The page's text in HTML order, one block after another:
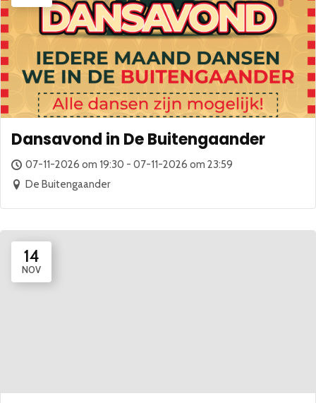
Dansavond in De Buitengaander
07-11-2026 om 19:30 - 07-11-2026 om 23:59
De Buitengaander
14
NOV